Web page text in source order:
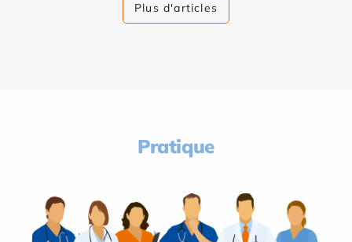
Plus d'articles
Pratique